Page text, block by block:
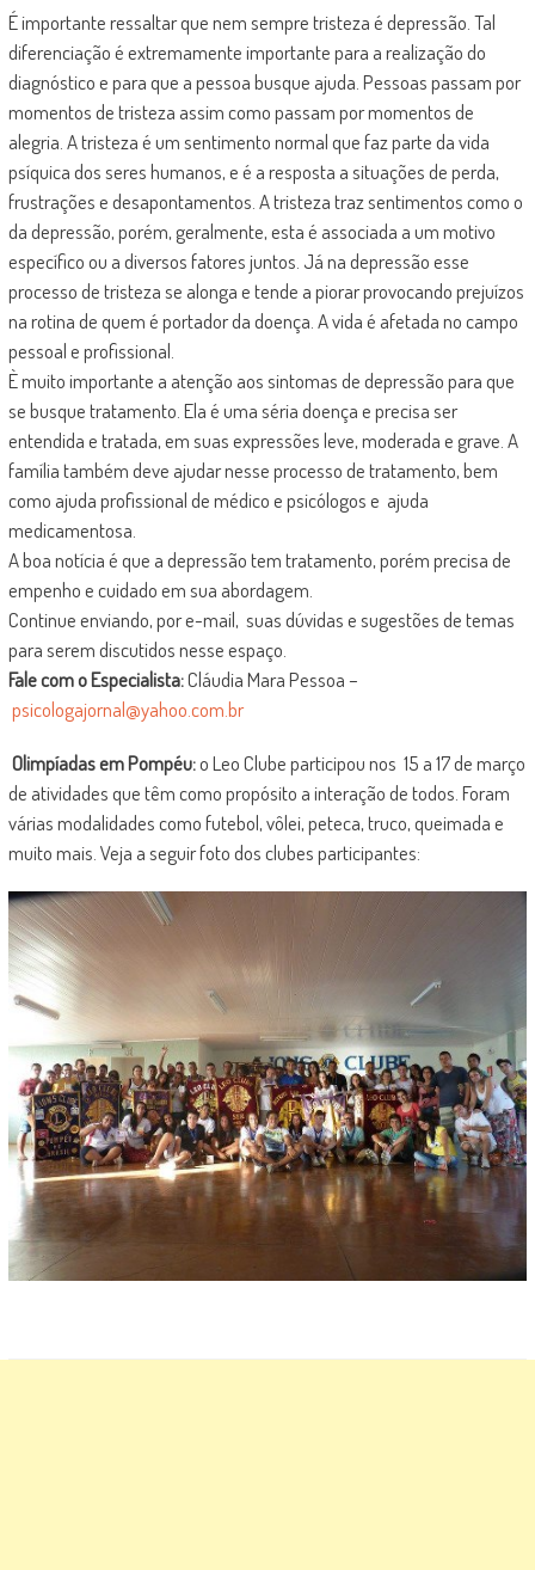
É importante ressaltar que nem sempre tristeza é depressão. Tal
diferenciação é extremamente importante para a realização do
diagnóstico e para que a pessoa busque ajuda. Pessoas passam por
momentos de tristeza assim como passam por momentos de
alegria. A tristeza é um sentimento normal que faz parte da vida
psíquica dos seres humanos, e é a resposta a situações de perda,
frustrações e desapontamentos. A tristeza traz sentimentos como o
da depressão, porém, geralmente, esta é associada a um motivo
específico ou a diversos fatores juntos. Já na depressão esse
processo de tristeza se alonga e tende a piorar provocando prejuízos
na rotina de quem é portador da doença. A vida é afetada no campo
pessoal e profissional.
È muito importante a atenção aos sintomas de depressão para que
se busque tratamento. Ela é uma séria doença e precisa ser
entendida e tratada, em suas expressões leve, moderada e grave. A
família também deve ajudar nesse processo de tratamento, bem
como ajuda profissional de médico e psicólogos e ajuda
medicamentosa.
A boa notícia é que a depressão tem tratamento, porém precisa de
empenho e cuidado em sua abordagem.
Continue enviando, por e-mail, suas dúvidas e sugestões de temas
para serem discutidos nesse espaço.
Fale com o Especialista:Cláudia Mara Pessoa –
psicologajornal@yahoo.com.br
Olimpíadas em Pompéu:o Leo Clube participou nos 15 a 17 de março
de atividades que têm como propósito a interação de todos. Foram
várias modalidades como futebol, vôlei, peteca, truco, queimada e
muito mais. Veja a seguir foto dos clubes participantes: